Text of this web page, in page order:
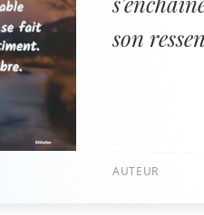
son
AUTEUR